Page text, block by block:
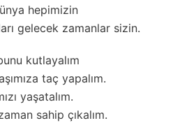
hepimizin
gelecek zamanlar sizin.
kutlayalım
taç yapalım.
yaşatalım.
sahip çıkalım.